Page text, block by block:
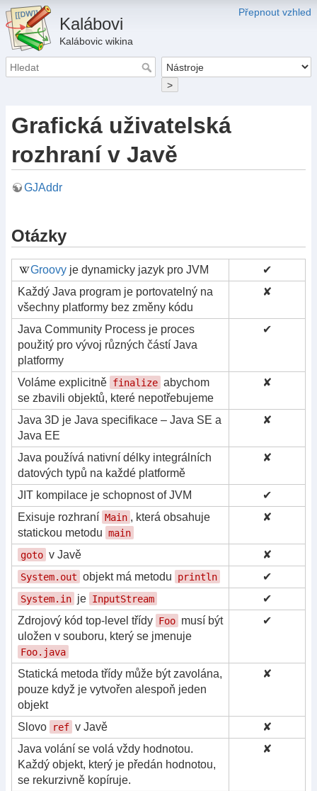
Přepnout vzhled
Kalábovi
Kalábovic wikina
>
Grafická uživatelská
rozhraní v Javě
GJAddr
Otázky
Groovy je dynamicky jazyk pro JVM
✔
Každý Java program je portovatelný na
všechny platformy bez změny kódu
✘
Java Community Process je proces
použitý pro vývoj různých částí Java
platformy
✔
Voláme explicitně finalize abychom
se zbavili objektů, které nepotřebujeme
✘
Java 3D je Java specifikace – Java SE a
Java EE
✘
Java používá nativní délky integrálních
datových typů na každé platformě
✘
JIT kompilace je schopnost of JVM
✔
Exisuje rozhraní Main , která obsahuje
statickou metodu main
✘
goto v Javě ✘
System.out objekt má metodu println ✔
System.in je InputStream
✔
Zdrojový kód top-level třídy Foo musí být
uložen v souboru, který se jmenuje
Foo.java
✔
Statická metoda třídy může být zavolána,
pouze když je vytvořen alespoň jeden
objekt
✘
Slovo ref v Javě
✘
Java volání se volá vždy hodnotou.
Každý objekt, který je předán hodnotou,
se rekurzivně kopíruje.
✘